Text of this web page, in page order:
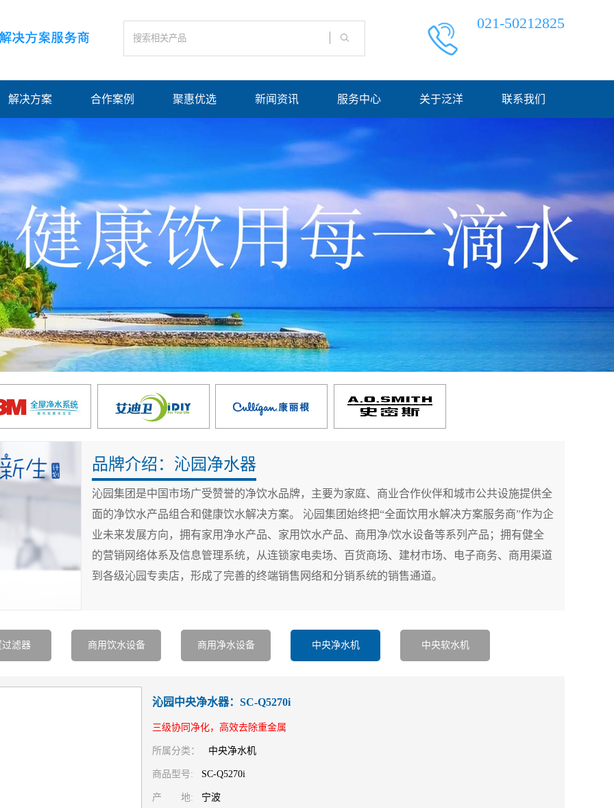
021-50212825
解决方案 合作案例 聚惠优选 新闻资讯 服务中心 关于泛洋 联系我们
品牌介绍：沁园净水器
沁园集团是中国市场广受赞誉的净饮水品牌，主要为家庭、商业合作伙伴和城市公共设施提供全
面的净饮水产品组合和健康饮水解决方案。 沁园集团始终把“全面饮用水解决方案服务商”作为企
业未来发展方向，拥有家用净水产品、家用饮水产品、商用净/饮水设备等系列产品；拥有健全
的营销网络体系及信息管理系统，从连锁家电卖场、百货商场、建材市场、电子商务、商用渠道
到各级沁园专卖店，形成了完善的终端销售网络和分销系统的销售通道。
滤器 商用饮水设备 商用净水设备 中央净水机 中央软水机
沁园中央净水器：SC-Q5270i
三级协同净化，高效去除重金属
所属分类： 中央净水机
商品型号: SC-Q5270i
产 地: 宁波